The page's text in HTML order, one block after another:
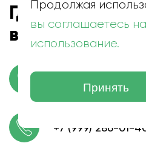
Где находится
в Пошехонье
г. Пошехонье, ул.
+7 (999) 286-01-
Продолжая
вы соглашаетесь
использование.
Принять